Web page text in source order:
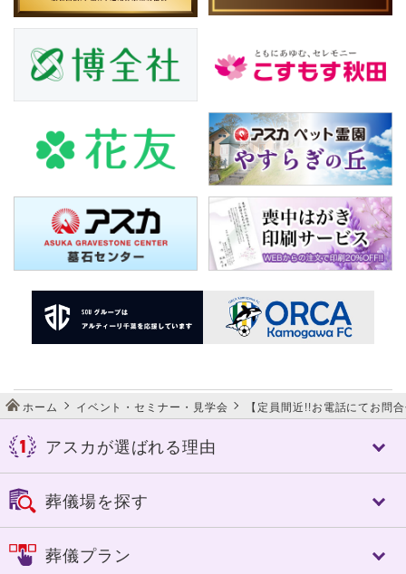
ホーム イベント・セミナー・見学会 【定員間近!!お電話にてお問
アスカが選ばれる理由
アスカの特長
控室への心配り
人づくり（人材教育）
葬儀場を探す
成田市
葬儀プラン